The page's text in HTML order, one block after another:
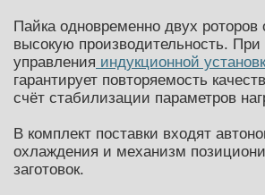
Пайка одновременно двух роторов
высокую производительность.
управления индукционной
гарантирует повторяемость
счёт стабилизации параметров
В комплект поставки входят
охлаждения и механизм
заготовок.